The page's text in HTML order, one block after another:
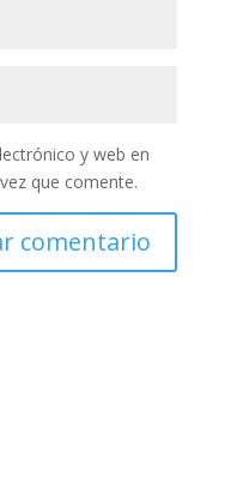
y web en
que comente.